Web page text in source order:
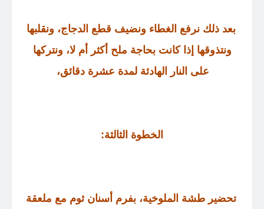
بعد ذلك نرفع الغطاء ونضيف قطع الدجاج، ونقلبها
ونتذوقها إذا كانت بحاجة ملح أكثر أم لا، ونتركها
على النار الهادئة لمدة عشرة دقائق،
الخطوة الثالثة:
تحضير طشة الملوخية، بفرم أسنان ثوم مع ملعقة